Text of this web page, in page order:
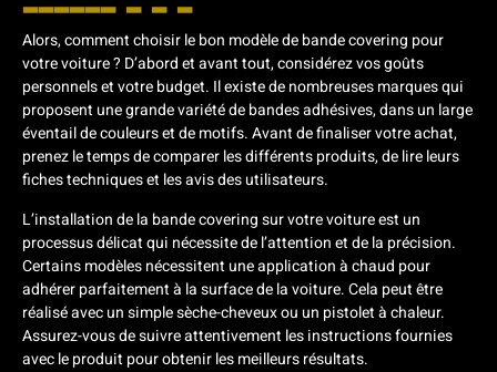
Alors, comment choisir le bon modèle de bande covering pour
votre voiture ? D’abord et avant tout, considérez vos goûts
personnels et votre budget. Il existe de nombreuses marques qui
proposent une grande variété de bandes adhésives, dans un large
éventail de couleurs et de motifs. Avant de finaliser votre achat,
prenez le temps de comparer les différents produits, de lire leurs
fiches techniques et les avis des utilisateurs.
L’installation de la bande covering sur votre voiture est un
processus délicat qui nécessite de l’attention et de la précision.
Certains modèles nécessitent une application à chaud pour
adhérer parfaitement à la surface de la voiture. Cela peut être
réalisé avec un simple sèche-cheveux ou un pistolet à chaleur.
Assurez-vous de suivre attentivement les instructions fournies
avec le produit pour obtenir les meilleurs résultats.